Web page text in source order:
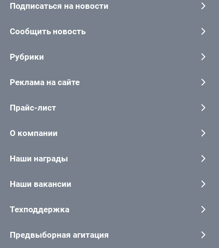
Подписаться на новости
Сообщить новость
Рубрики
Реклама на сайте
Прайс-лист
О компании
Наши награды
Наши вакансии
Техподдержка
Предвыборная агитация